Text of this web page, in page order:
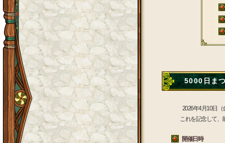
5000日ま
2026年4月10日
これを記念して、
開催日時